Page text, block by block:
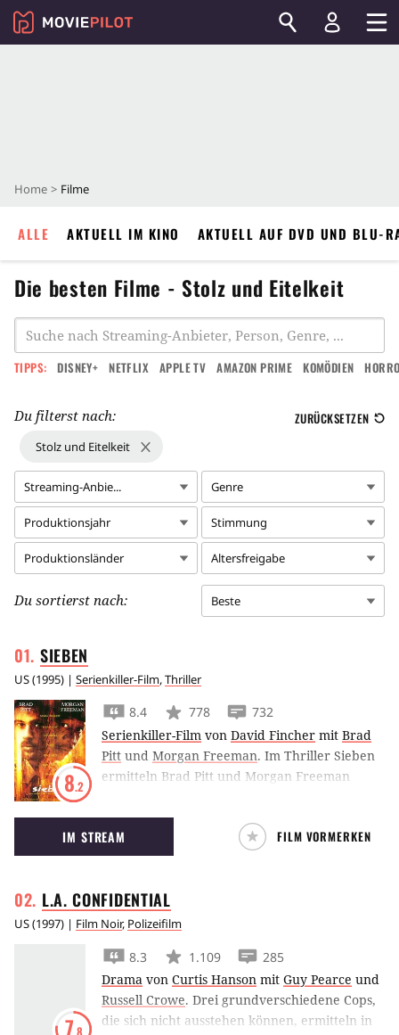
Home Filme
ALLE AKTUELL IM KINO AKTUELL AUF DVD UND BLU-
Die besten Filme - Stolz und Eitelkeit
TIPPS: DISNEY+ NETFLIX APPLE TV AMAZON PRIME KOMÖDIEN
Du filterst nach: ZURÜCKSETZEN
Stolz und Eitelkeit
Streaming-Anbie... Genre
Produktionsjahr Stimmung
Produktionsländer Altersfreigabe
Du sortierst nach: Beste
SIEBEN
US(1995) | Serienkiller-Film,Thriller
8.2
8.4 778
732
Serienkiller-Film von David Fincher mit Brad
Pitt und Morgan Freeman. Im Thriller Sieben
ermitteln Brad Pitt und Morgan Freeman
seine Opfer auf bestialische Weise für ihre
Vergehen gegen die Sieben Todsünden
bestraft.
IM STREAM FILM VORMERKEN
L.A.CONFIDENTIAL
US(1997) | Film Noir, Polizeifilm
7
8.3 1.109
285
Drama von Curtis Hanson mit Guy Pearce und
Russell Crowe. Drei grundverschiedene Cops,
die sich nicht ausstehen können, ermitteln in